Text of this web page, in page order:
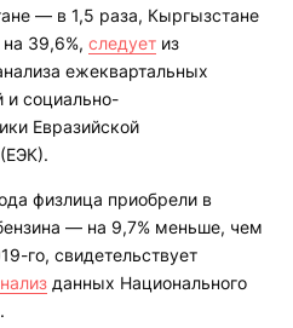
— в 1,5 раза, Кыргызстане
39,6%, следует из
ежеквартальных
и социально-
Евразийской
физлица приобрели в
— на 9,7% меньше, чем
го, свидетельствует
данных Национального